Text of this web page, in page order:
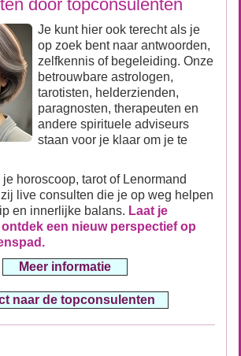
door topconsulenten
Je kunt hier ook terecht als je
op zoek bent naar antwoorden,
zelfkennis of begeleiding. Onze
betrouwbare astrologen,
tarotisten, helderzienden,
paragnosten, therapeuten en
andere spirituele adviseurs
staan voor je klaar om je te
horoscoop, tarot of Lenormand
live consulten die je op weg helpen
en innerlijke balans. Laat je
een nieuw perspectief op
Meer informatie
naar de topconsulenten